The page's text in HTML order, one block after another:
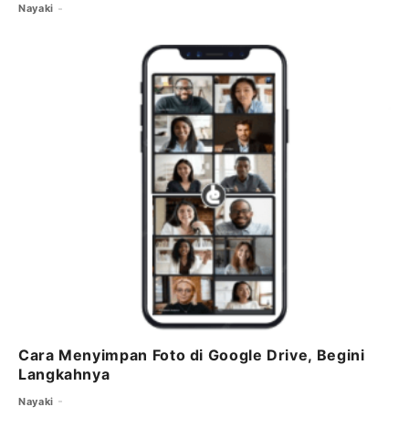
Nayaki
Cara Menyimpan Foto di Google Drive, Begini
Langkahnya
Nayaki